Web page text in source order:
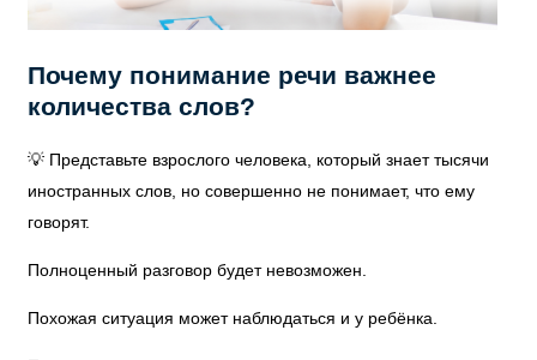
Почему понимание речи важнее
количества слов?
💡 Представьте взрослого человека, который знает тысячи
иностранных слов, но совершенно не понимает, что ему
говорят.
Полноценный разговор будет невозможен.
Похожая ситуация может наблюдаться и у ребёнка.